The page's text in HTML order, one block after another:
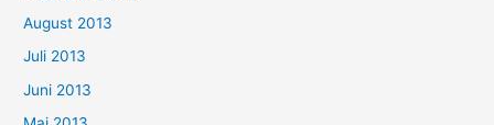
August 2013
Juli 2013
Juni 2013